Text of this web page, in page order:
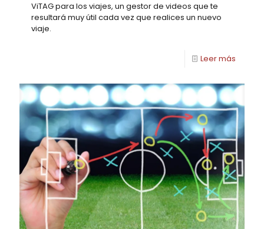
ViTAG para los viajes, un gestor de videos que te
resultará muy útil cada vez que realices un nuevo
viaje.
Leer más